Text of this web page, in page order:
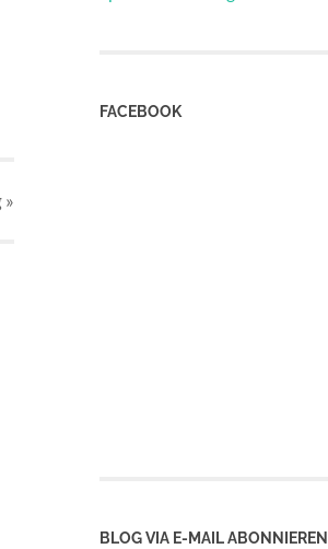
»
FACEBOOK
BLOG VIA E-MAIL ABONNIEREN